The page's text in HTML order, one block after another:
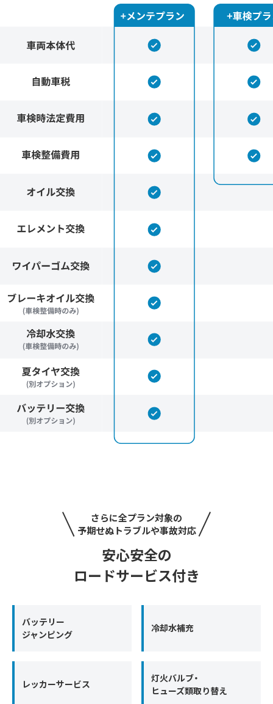
さらに全プラン対象の
予期せぬトラブルや事故対応
安心安全の
ロードサービス付き
バッテリー
ジャンピング
冷却水補充
レッカーサービス
灯火バルブ・
ヒューズ類取り替え